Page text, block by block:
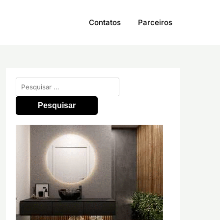
Contatos Parceiros
Pesquisar
por: